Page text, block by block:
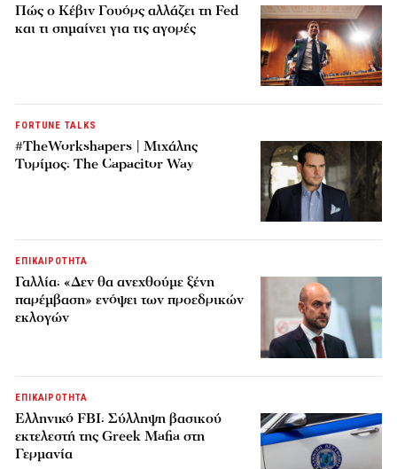
Πώς ο Κέβιν Γουόρς αλλάζει τη Fed
και τι σημαίνει για τις αγορές
FORTUNE TALKS
#TheWorkshapers | Μιχάλης
Τυρίμος: The Capacitor Way
ΕΠΙΚΑΙΡΟΤΗΤΑ
Γαλλία: «Δεν θα ανεχθούμε ξένη
παρέμβαση» ενόψει των προεδρικών
εκλογών
ΕΠΙΚΑΙΡΟΤΗΤΑ
Ελληνικό FBI: Σύλληψη βασικού
εκτελεστή της Greek Mafia στη
Γερμανία